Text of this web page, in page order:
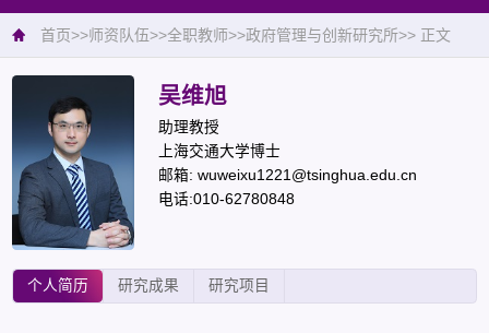
首页>>师资队伍>>全职教师>>政府管理与创新研究所>> 正文
吴维旭
助理教授
上海交通大学博士
邮箱: wuweixu1221@tsinghua.edu.cn
电话:010-62780848
个人简历 研究成果 研究项目